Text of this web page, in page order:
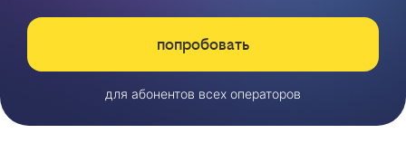
попробовать
для абонентов всех операторов